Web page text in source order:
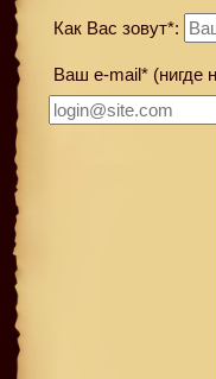
Как Вас зовут*:
Ваш e-mail* (нигде